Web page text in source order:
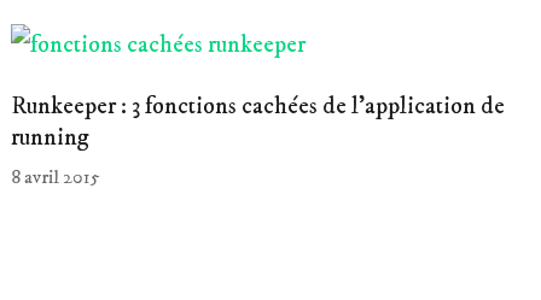
Runkeeper : 3 fonctions cachées de l’application de
running
8 avril 2015